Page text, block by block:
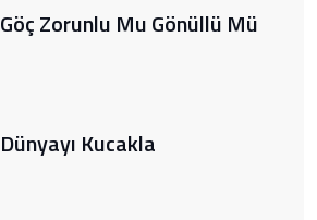
Göç Zorunlu Mu Gönüllü Mü
Dünyayı Kucakla